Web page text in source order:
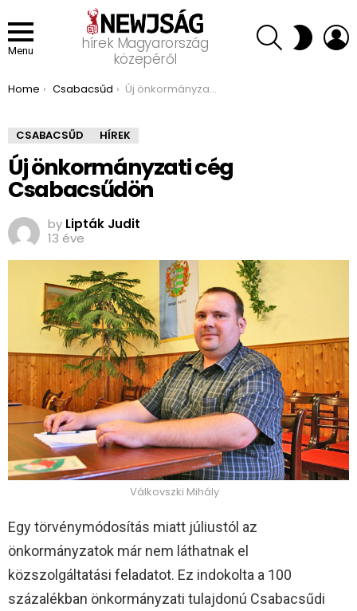
Menu
hírek Magyarország
közepéről
SEARCH SWITCH
SKIN
You are here:
Home Csabacsűd Új önkormányzati cég Csabacsűdön
CSABACSŰD HÍREK
Új önkormányzati cég
Csabacsűdön
by Lipták Judit
13 éve
Válkovszki Mihály
Egy törvénymódosítás miatt júliustól az
önkormányzatok már nem láthatnak el
közszolgáltatási feladatot. Ez indokolta a 100
százalékban önkormányzati tulajdonú Csabacsűdi